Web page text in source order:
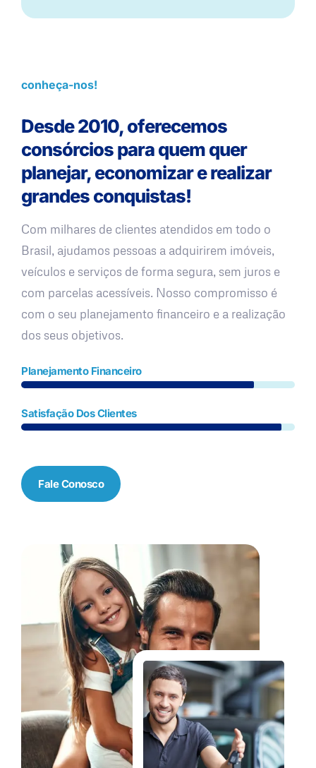
conheça-nos!
Desde 2010, oferecemos
consórcios para quem quer
planejar, economizar e realizar
grandes conquistas!
Com milhares de clientes atendidos em todo o
Brasil, ajudamos pessoas a adquirirem imóveis,
veículos e serviços de forma segura, sem juros e
com parcelas acessíveis. Nosso compromisso é
com o seu planejamento financeiro e a realização
dos seus objetivos.
Planejamento Financeiro
Satisfação Dos Clientes
Fale Conosco